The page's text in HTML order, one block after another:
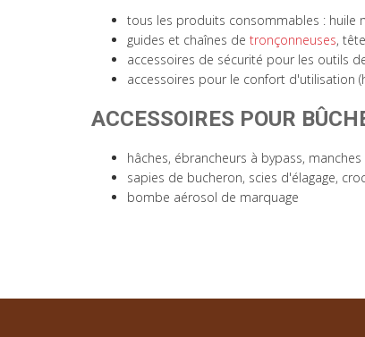
tous les produits consommables : huile
guides et chaînes de tronçonneuses,
accessoires de sécurité pour les outils
accessoires pour le confort d'utilisation
ACCESSOIRES POUR
hâches, ébrancheurs à bypass,
sapies de bucheron, scies d'élagage,
bombe aérosol de marquage